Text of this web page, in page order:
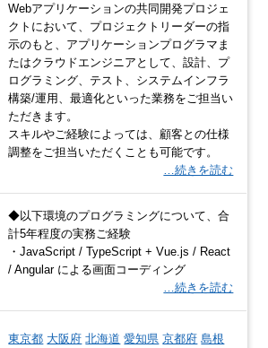
Webアプリケーションの共同開発プロジェ
クトにおいて、プロジェクトリーダーの指
示のもと、アプリケーションプログラマま
たはクラウドエンジニアとして、設計、プ
ログラミング、テスト、システムインフラ
構築/運用、最適化といった業務をご担当い
ただきます。
スキルやご経験によっては、顧客との仕様
調整をご担当いただくことも可能です。
…続きを読む
◆以下環境のプログラミングについて、合
計5年程度の実務ご経験
・JavaScript / TypeScript + Vue.js / React
/ Angular による画面コーディング
…続きを読む
東京都 大阪府 北海道 愛知県 京都府 島根